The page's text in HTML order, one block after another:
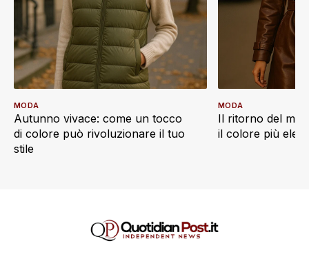
Autunno vivace: come un tocco
di colore può rivoluzionare il tuo
stile
MODA
Il ritorno del
il colore più
MODA